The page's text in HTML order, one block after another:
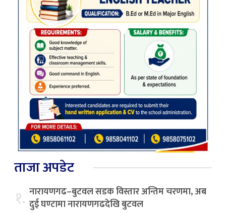
ताजा अपडेट
१. नारायणगढ–बुटवल सडक विस्तार अन्तिम चरणमा, अब
दुई घण्टामा नारायणगढदेखि बुटवल